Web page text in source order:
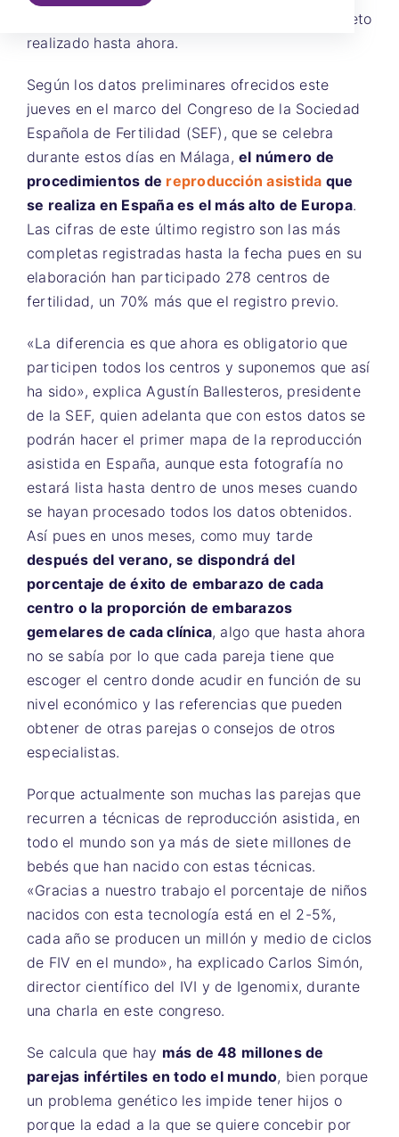
Sociedad Española de Fertilidad, el más completo
realizado hasta ahora.
Según los datos preliminares ofrecidos este
jueves en el marco del Congreso de la Sociedad
Española de Fertilidad (SEF), que se celebra
durante estos días en Málaga,el número de
procedimientos de reproducción asistida que
se realiza en España es el más alto de Europa.
Las cifras de este último registro son las más
completas registradas hasta la fecha pues en su
elaboración han participado 278 centros de
fertilidad, un 70% más que el registro previo.
«La diferencia es que ahora es obligatorio que
participen todos los centros y suponemos que así
ha sido», explica Agustín Ballesteros, presidente
de la SEF, quien adelanta que con estos datos se
podrán hacer el primer mapa de la reproducción
asistida en España, aunque esta fotografía no
estará lista hasta dentro de unos meses cuando
se hayan procesado todos los datos obtenidos.
Así pues en unos meses, como muy tarde
después del verano, se dispondrá del
porcentaje de éxito de embarazo de cada
centro o la proporción de embarazos
gemelares de cada clínica, algo que hasta ahora
no se sabía por lo que cada pareja tiene que
escoger el centro donde acudir en función de su
nivel económico y las referencias que pueden
obtener de otras parejas o consejos de otros
especialistas.
Porque actualmente son muchas las parejas que
recurren a técnicas de reproducción asistida, en
todo el mundo son ya más de siete millones de
bebés que han nacido con estas técnicas.
«Gracias a nuestro trabajo el porcentaje de niños
nacidos con esta tecnología está en el 2-5%,
cada año se producen un millón y medio de ciclos
de FIV en el mundo», ha explicado Carlos Simón,
director científico del IVI y de Igenomix, durante
una charla en este congreso.
Se calcula que hay más de 48 millones de
parejas infértiles en todo el mundo, bien porque
un problema genético les impide tener hijos o
porque la edad a la que se quiere concebir por